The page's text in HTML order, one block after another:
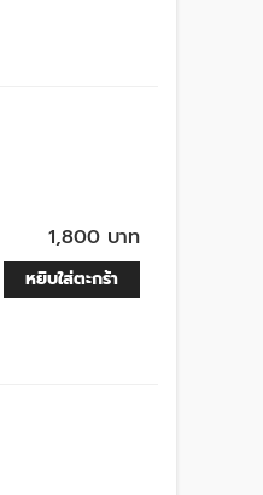
1,800 บาท
หยิบใส่ตะกร้า